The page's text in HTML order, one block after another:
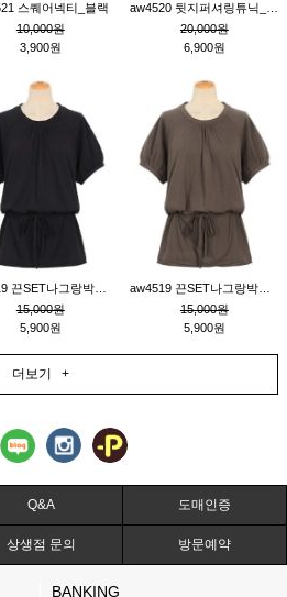
스퀘어넥티_블랙
10,000원
3,900원
20,000원
6,900원
15,000원
5,900원
15,000원
5,900원
더보기 +
Q&A 도매인증
상생점 문의 방문예약
BANKING